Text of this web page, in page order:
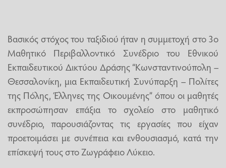
Βασικός στόχος του ταξιδιού ήταν η συμμετοχή στο 3ο
Μαθητικό Περιβαλλοντικό Συνέδριο του Εθνικού
Εκπαιδευτικού Δικτύου Δράσης “Κωνσταντινούπολη –
Θεσσαλονίκη, μια Εκπαιδευτική Συνύπαρξη – Πολίτες
της Πόλης, Έλληνες της Οικουμένης” όπου οι μαθητές
εκπροσώπησαν επάξια το σχολείο στο μαθητικό
συνέδριο, παρουσιάζοντας τις εργασίες που είχαν
προετοιμάσει με συνέπεια και ενθουσιασμό, κατά την
επίσκεψή τους στο Ζωγράφειο Λύκειο.